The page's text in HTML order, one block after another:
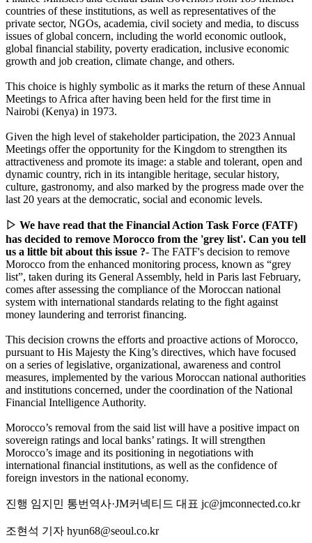
countries of these institutions, as well as representatives of the
private sector, NGOs, academia, civil society and media, to discuss
issues of global concern, including the world economic outlook,
global financial stability, poverty eradication, inclusive economic
growth and job creation, climate change, and others.
This choice is highly symbolic as it marks the return of these Annual
Meetings to Africa after having been held for the first time in
Nairobi (Kenya) in 1973.
Given the high level of stakeholder participation, the 2023 Annual
Meetings offer the opportunity for the Kingdom to strengthen its
attractiveness and promote its image: a stable and tolerant, open and
dynamic country, rich in its intangible heritage, secular history,
culture, gastronomy, and also marked by the progress made over the
last 20 years at the democratic, social and economic levels.
▷ We have read that the Financial Action Task Force (FATF)
has decided to remove Morocco from the 'grey list'. Can you tell
us a little bit about this issue ?- The FATF's decision to remove
Morocco from the enhanced monitoring process, known as “grey
list”, taken during its General Assembly, held in Paris last February,
comes after assessing the compliance of the Moroccan national
system with international standards relating to the fight against
money laundering and terrorist financing.
This decision crowns the efforts and proactive actions of Morocco,
pursuant to His Majesty the King’s directives, which have focused
on a series of legislative, organizational, awareness and control
measures, implemented by the various Moroccan national authorities
and institutions concerned, under the coordination of the National
Financial Intelligence Authority.
Morocco’s removal from the said list will have a positive impact on
sovereign ratings and local banks’ ratings. It will strengthen
Morocco’s image and its positioning in negotiations with
international financial institutions, as well as the confidence of
foreign investors in the national economy.
진행 임지민 통번역사·JM커넥티드 대표 jc@jmconnected.co.kr
조현석 기자 hyun68@seoul.co.kr